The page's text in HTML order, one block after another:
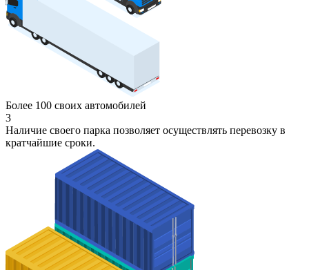
Более 100 своих автомобилей
3
Наличие своего парка позволяет осуществлять перевозку в
кратчайшие сроки.